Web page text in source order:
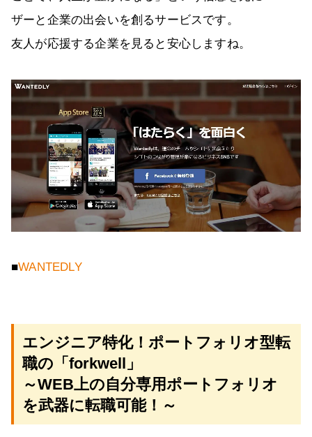
ザーと企業の出会いを創るサービスです。
友人が応援する企業を見ると安心しますね。
■WANTEDLY
エンジニア特化！ポートフォリオ型転
職の「forkwell」
～WEB上の自分専用ポートフォリオ
を武器に転職可能！～